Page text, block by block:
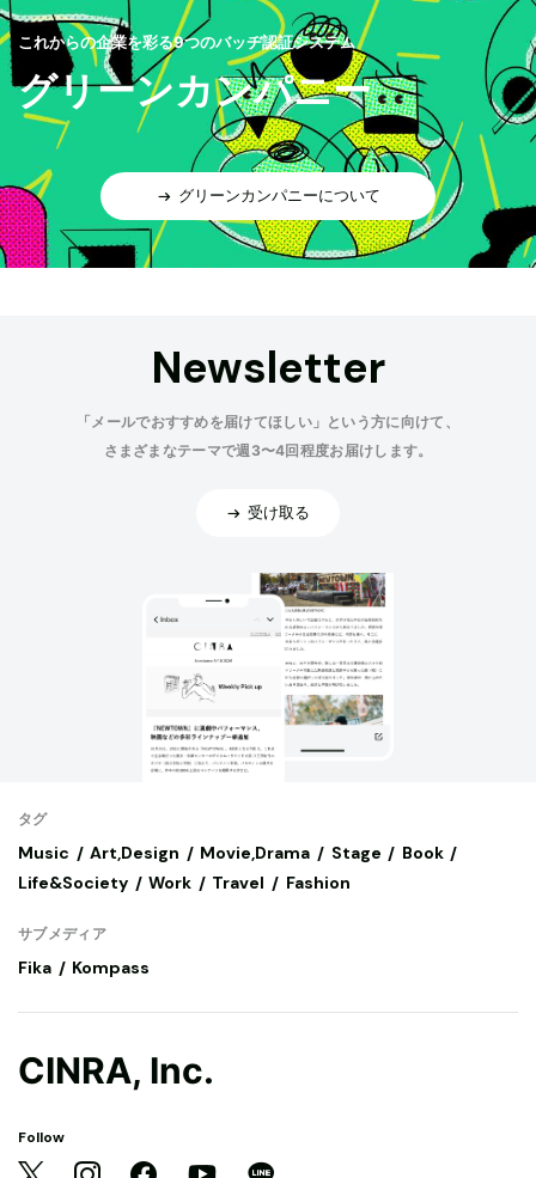
これからの企業を彩る9つのバッヂ認証システム
グリーンカンパニー
グリーンカンパニーについて
Newsletter
「メールでおすすめを届けてほしい」という方に向けて、
さまざまなテーマで週3〜4回程度お届けします。
受け取る
タグ
Music Art,Design Movie,Drama Stage
Book
Life&Society
Work Travel Fashion
サブメディア
Fika Kompass
CINRA, Inc.
Follow